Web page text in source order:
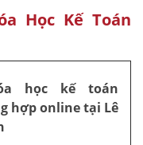
Học Kế Toán
học kế toán
hợp online tại Lê